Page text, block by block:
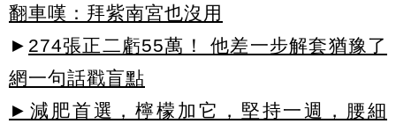
翻車嘆：拜紫南宮也沒用
► 274張正二虧55萬！ 他差一步解套猶豫了
網一句話戳盲點
►減肥首選，檸檬加它，堅持一週，腰細